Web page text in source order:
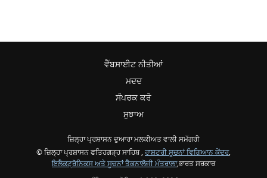
ਵੈੱਬਸਾਈਟ ਨੀਤੀਆਂ
ਮਦਦ
ਸੰਪਰਕ ਕਰੋ
ਸੁਝਾਅ
ਜ਼ਿਲ੍ਹਾ ਪ੍ਰਸ਼ਾਸਨ ਦੁਆਰਾ ਮਲਕੀਅਤ ਵਾਲੀ ਸਮੱਗਰੀ
© ਜ਼ਿਲ੍ਹਾ ਪ੍ਰਸ਼ਾਸਨ ਫਤਿਹਗੜ੍ਹ ਸਾਹਿਬ , ਰਾਸ਼ਟਰੀ ਸੂਚਨਾਂ ਵਿਗਿਆਨ ਕੇਂਦਰ,
ਇਲੈਕਟ੍ਰੋਨਿਕਸ ਅਤੇ ਸੂਚਨਾਂ ਤੈਕਨਾਲੋਜੀ ਮੰਤਰਾਲਾ,ਭਾਰਤ ਸਰਕਾਰ